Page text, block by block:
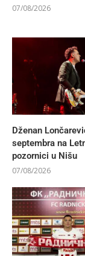
07/08/2026
Dženan
septembra na
pozornici u Nišu
07/08/2026